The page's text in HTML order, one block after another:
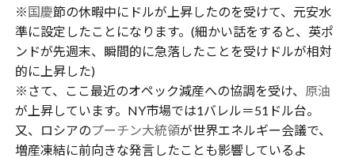
※国慶節の休暇中にドルが上昇したのを受けて、元安水
準に設定したことになります。(細かい話をすると、英ポ
ンドが先週末、瞬間的に急落したことを受けドルが相対
的に上昇した)
※さて、ここ最近のオペック減産への協調を受け、 原油
が上昇しています。NY市場では1バレル＝51ドル台。
又、ロシアのプーチン大統領が世界エネルギー会議で、
増産凍結に前向きな発言したことも影響しているよ